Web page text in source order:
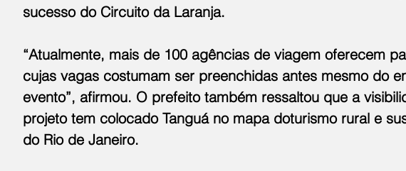
sucesso do Circuito da Laranja.
“Atualmente, mais de 100 agências de viagem oferecem
cujas vagas costumam ser preenchidas antes mesmo do
evento”, afirmou. O prefeito também ressaltou que a
projeto tem colocado Tanguá no mapa doturismo rural e
do Rio de Janeiro.